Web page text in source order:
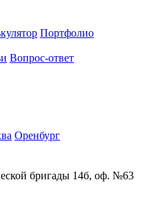
Портфолио
Вопрос-ответ
Оренбург
бригады 14б, оф. №63